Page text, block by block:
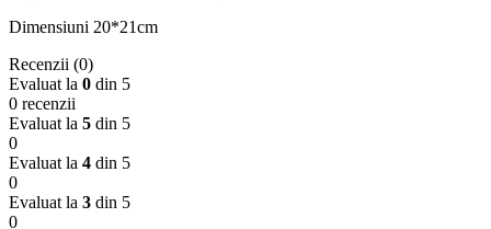
Dimensiuni 20*21cm
Recenzii (0)
Evaluat la 0 din 5
0 recenzii
Evaluat la 5 din 5
0
Evaluat la 4 din 5
0
Evaluat la 3 din 5
0